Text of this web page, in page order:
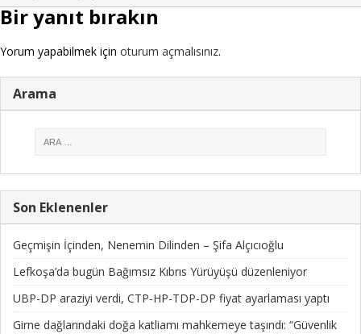
Bir yanıt bırakın
Yorum yapabilmek için oturum açmalısınız.
Arama
Son Eklenenler
Geçmişin İçinden, Nenemin Dilinden – Şifa Alçıcıoğlu
Lefkoşa’da bugün Bağımsız Kıbrıs Yürüyüşü düzenleniyor
UBP-DP araziyi verdi, CTP-HP-TDP-DP fiyat ayarlaması yaptı
Girne dağlarındaki doğa katliamı mahkemeye taşındı: “Güvenlik